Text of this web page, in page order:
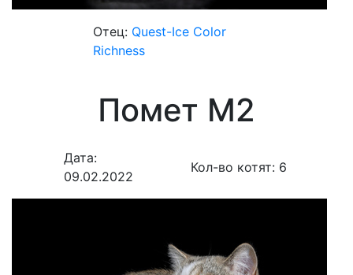
Отец: Quest-Ice Color
Richness
Помет M2
Дата:
09.02.2022
Кол-во котят: 6